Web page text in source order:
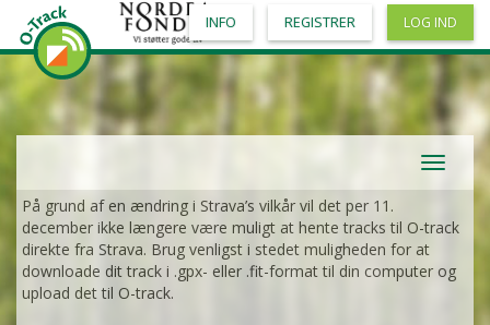
Toggle
På grund af en ændring i Strava’s vilkår vil det per 11.
december ikke længere være muligt at hente tracks til O-track
direkte fra Strava. Brug venligst i stedet muligheden for at
downloade dit track i .gpx- eller .fit-format til din computer og
upload det til O-track.
INFO REGISTRER LOG IND